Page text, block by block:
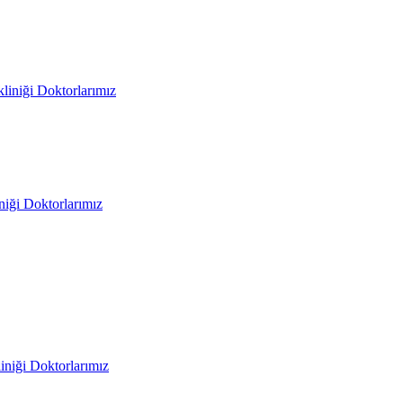
Doktorlarımız
Doktorlarımız
Doktorlarımız